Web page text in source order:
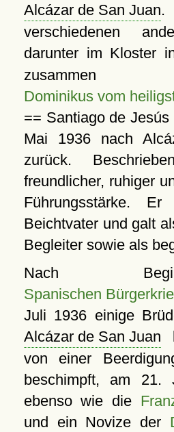
Alcázar de San Juan.
verschiedenen
darunter im Kloster
Dominikus vom
== Santiago de
Mai 1936 nach
zurück.
freundlicher, ruhiger
Führungsstärke.
Beichtvater und galt
Begleiter sowie als
Nach
Spanischen
Juli 1936 einige
Alcázar de San Juan
von einer
beschimpft, am
ebenso wie die
und ein Novize der